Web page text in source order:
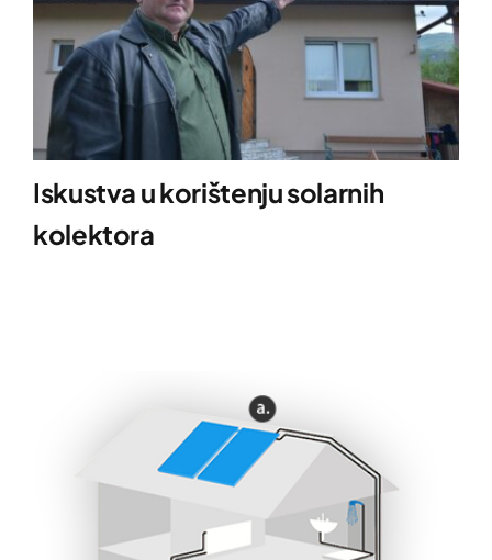
Iskustva u korištenju solarnih
kolektora